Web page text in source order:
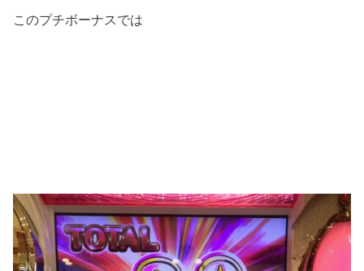
このプチボーナスでは